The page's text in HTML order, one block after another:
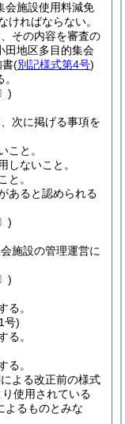
会施設使用料減免
ければならない。
その内容を審査の
田地区多目的集会
書(別記様式第4号)
)
次に掲げる事項を
こと。
しないこと。
と。
あると認められる
)
施設の管理運営に
)
る。
号)
る。
る。
よる改正前の様式
り使用されている
よるものとみな